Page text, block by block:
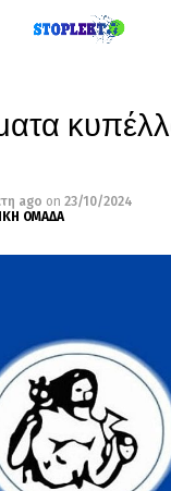
ago on 23/10/2024
ΟΜΑΔΑ